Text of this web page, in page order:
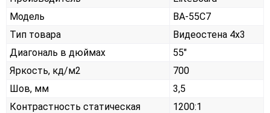
Модель
BA-55C7
Тип товара
Видеостена 4х3
Диагональ в дюймах
55"
Яркость, кд/м2
700
Шов, мм
3,5
Контрастность статическая
1200:1